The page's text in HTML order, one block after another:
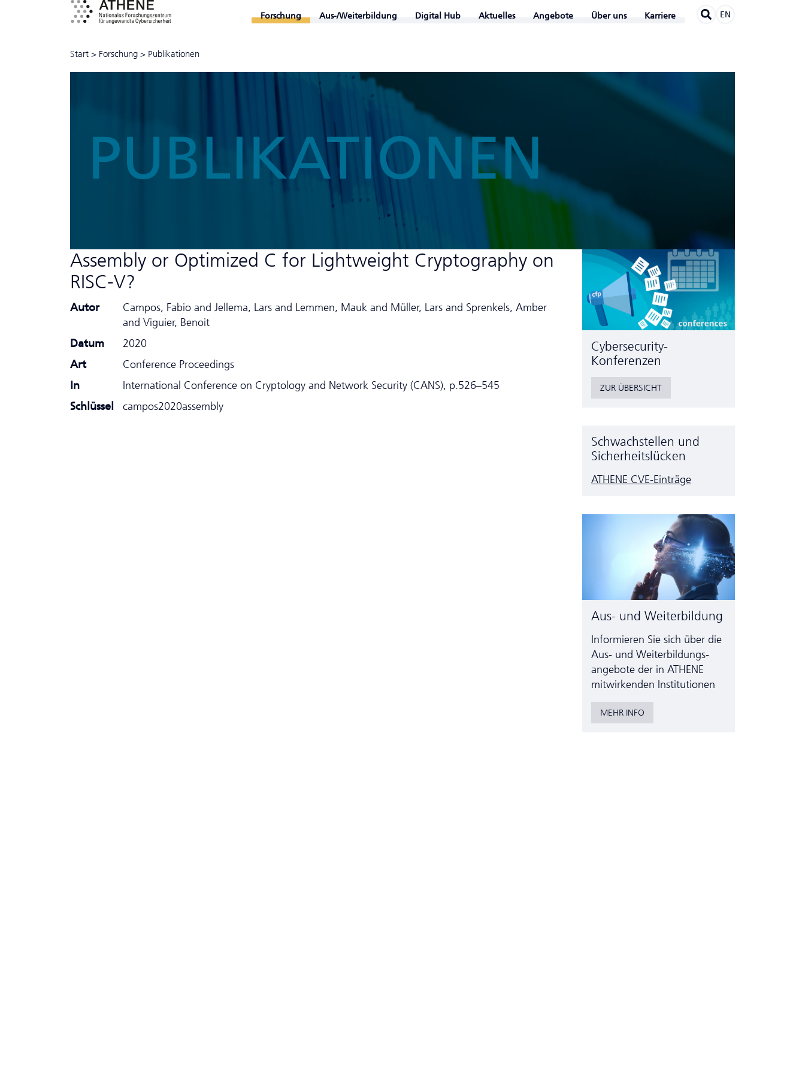
Forschung Aus-/Weiterbildung Digital Hub Aktuelles Angebote Über uns Karriere EN
Start > Forschung > Publikationen
PUBLIKATIONEN
Assembly or Optimized C for Lightweight Cryptography on
RISC-V?
Autor
Campos, Fabio and Jellema, Lars and Lemmen, Mauk and Müller, Lars and Sprenkels, Amber
and Viguier, Benoit
Datum
2020
Art
Conference Proceedings
In
International Conference on Cryptology and Network Security (CANS), p.526–545
Schlüssel
campos2020assembly
Cyber­security-
Konferenzen
ZUR ÜBERSICHT
Schwachstellen und
Sicherheitslücken
ATHENE CVE-Einträge
Aus- und Weiterbildung
Informieren Sie sich über die
Aus- und Weiter­bildungs­
angebote der in ATHENE
mitwirkenden Institutionen
MEHR INFO